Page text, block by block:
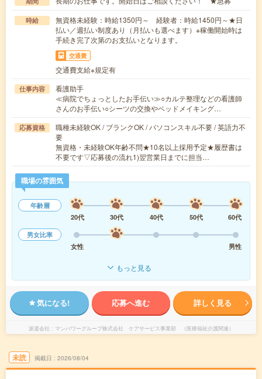
時給
無資格未経験：時給1350円～ 経験者：時給1450円～★日
払い／週払い制度あり（月払いも選べます）※稼働開始時は
手続き完了次第のお支払いとなります。
交通費
交通費支給※規定有
仕事内容
看護助手
≪病院でちょっとしたお手伝い≫○カルテ整理などの看護師
さんのお手伝い○シーツの交換やベッドメイキング…
応募資格
職種未経験OK / ブランクOK / パソコンスキル不要 / 英語力不
要
無資格・未経験OK年齢不問★10名以上採用予定★履歴書は
不要です▽応募後の流れ1)翌営業日までに担当…
職場の雰囲気
年齢層
20代
30代 40代 50代
60代
男女比率
女性
男性
もっと見る
気になる! 応募へ進む 詳しく見る
派遣会社 マンパワーグループ株式会社 ケアサービス事業部 （医療福祉介護関連）
未読 掲載日 2026/08/04